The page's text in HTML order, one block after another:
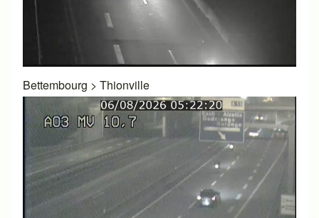
Bettembourg > Thionville